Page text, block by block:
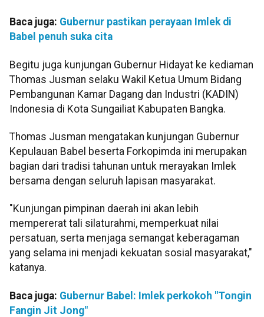
Baca juga: Gubernur pastikan perayaan Imlek di
Babel penuh suka cita
Begitu juga kunjungan Gubernur Hidayat ke kediaman
Thomas Jusman selaku Wakil Ketua Umum Bidang
Pembangunan Kamar Dagang dan Industri (KADIN)
Indonesia di Kota Sungailiat Kabupaten Bangka.
Thomas Jusman mengatakan kunjungan Gubernur
Kepulauan Babel beserta Forkopimda ini merupakan
bagian dari tradisi tahunan untuk merayakan Imlek
bersama dengan seluruh lapisan masyarakat.
"Kunjungan pimpinan daerah ini akan lebih
mempererat tali silaturahmi, memperkuat nilai
persatuan, serta menjaga semangat keberagaman
yang selama ini menjadi kekuatan sosial masyarakat,"
katanya.
Baca juga: Gubernur Babel: Imlek perkokoh "Tongin
Fangin Jit Jong"